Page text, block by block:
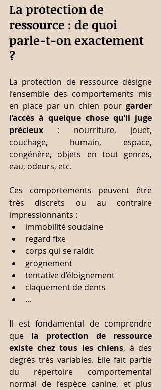
La protection de
ressource : de quoi
parle-t-on exactement
?
La protection de ressource désigne
l’ensemble des comportements mis
en place par un chien pour garder
l’accès à quelque chose qu’il juge
précieux : nourriture, jouet,
couchage, humain, espace,
congénère, objets en tout genres,
eau, odeurs, etc.
Ces comportements peuvent être
très discrets ou au contraire
impressionnants :
immobilité soudaine
regard fixe
corps qui se raidit
grognement
tentative d’éloignement
claquement de dents
...
Il est fondamental de comprendre
que la protection de ressource
existe chez tous les chiens, à des
degrés très variables. Elle fait partie
du répertoire comportemental
normal de l’espèce canine, et plus